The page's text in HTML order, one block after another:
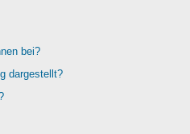
bei?
dargestellt?